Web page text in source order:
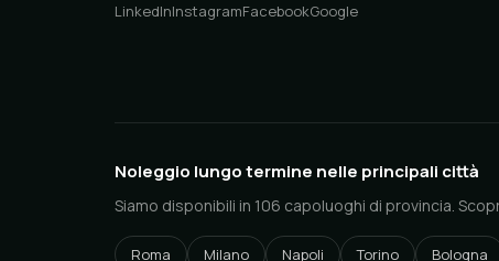
LinkedInInstagramFacebookGoogle
Noleggio lungo termine nelle principali città
Siamo disponibili in 106 capoluoghi di provincia.
Roma Milano Napoli Torino Bologna